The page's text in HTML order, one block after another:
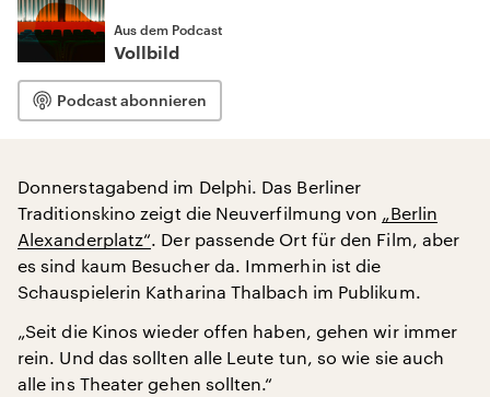
Aus dem Podcast
Vollbild
Podcast abonnieren
Donnerstagabend im Delphi. Das Berliner
Traditionskino zeigt die Neuverfilmung von „Berlin
Alexanderplatz“. Der passende Ort für den Film, aber
es sind kaum Besucher da. Immerhin ist die
Schauspielerin Katharina Thalbach im Publikum.
„Seit die Kinos wieder offen haben, gehen wir immer
rein. Und das sollten alle Leute tun, so wie sie auch
alle ins Theater gehen sollten.“